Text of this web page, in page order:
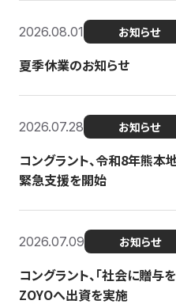
2026.08.01 お知らせ
夏季休業のお知らせ
2026.07.28 お知らせ
コングラント、令和8年熊
緊急支援を開始
2026.07.09 お知らせ
コングラント、「社会に贈与
ZOYOへ出資を実施